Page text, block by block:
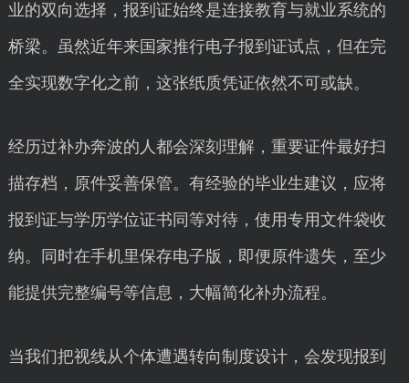
业的双向选择，报到证始终是连接教育与就业系统的
桥梁。虽然近年来国家推行电子报到证试点，但在完
全实现数字化之前，这张纸质凭证依然不可或缺。
经历过补办奔波的人都会深刻理解，重要证件最好扫
描存档，原件妥善保管。有经验的毕业生建议，应将
报到证与学历学位证书同等对待，使用专用文件袋收
纳。同时在手机里保存电子版，即便原件遗失，至少
能提供完整编号等信息，大幅简化补办流程。
当我们把视线从个体遭遇转向制度设计，会发现报到